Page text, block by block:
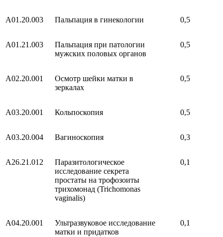
A01.20.003 Пальпация в гинекологии 0,5
A01.21.003
Пальпация при патологии
мужских половых органов
0,5
A02.20.001
Осмотр шейки матки в
зеркалах
0,5
A03.20.001 Кольпоскопия 0,5
A03.20.004 Вагиноскопия 0,3
A26.21.012
Паразитологическое
исследование секрета
простаты на трофозоиты
трихомонад (Trichomonas
vaginalis)
0,1
A04.20.001
Ультразвуковое исследование
матки и придатков
0,1